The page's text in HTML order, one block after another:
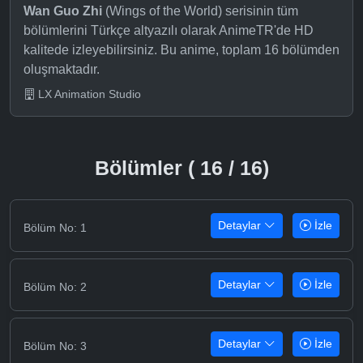
Wan Guo Zhi (Wings of the World) serisinin tüm
bölümlerini Türkçe altyazılı olarak AnimeTR'de HD
kalitede izleyebilirsiniz. Bu anime, toplam 16 bölümden
oluşmaktadır.
LX Animation Studio
Bölümler ( 16 / 16)
Bölüm No: 1 Detaylar İzle
Bölüm No: 2 Detaylar İzle
Bölüm No: 3 Detaylar İzle